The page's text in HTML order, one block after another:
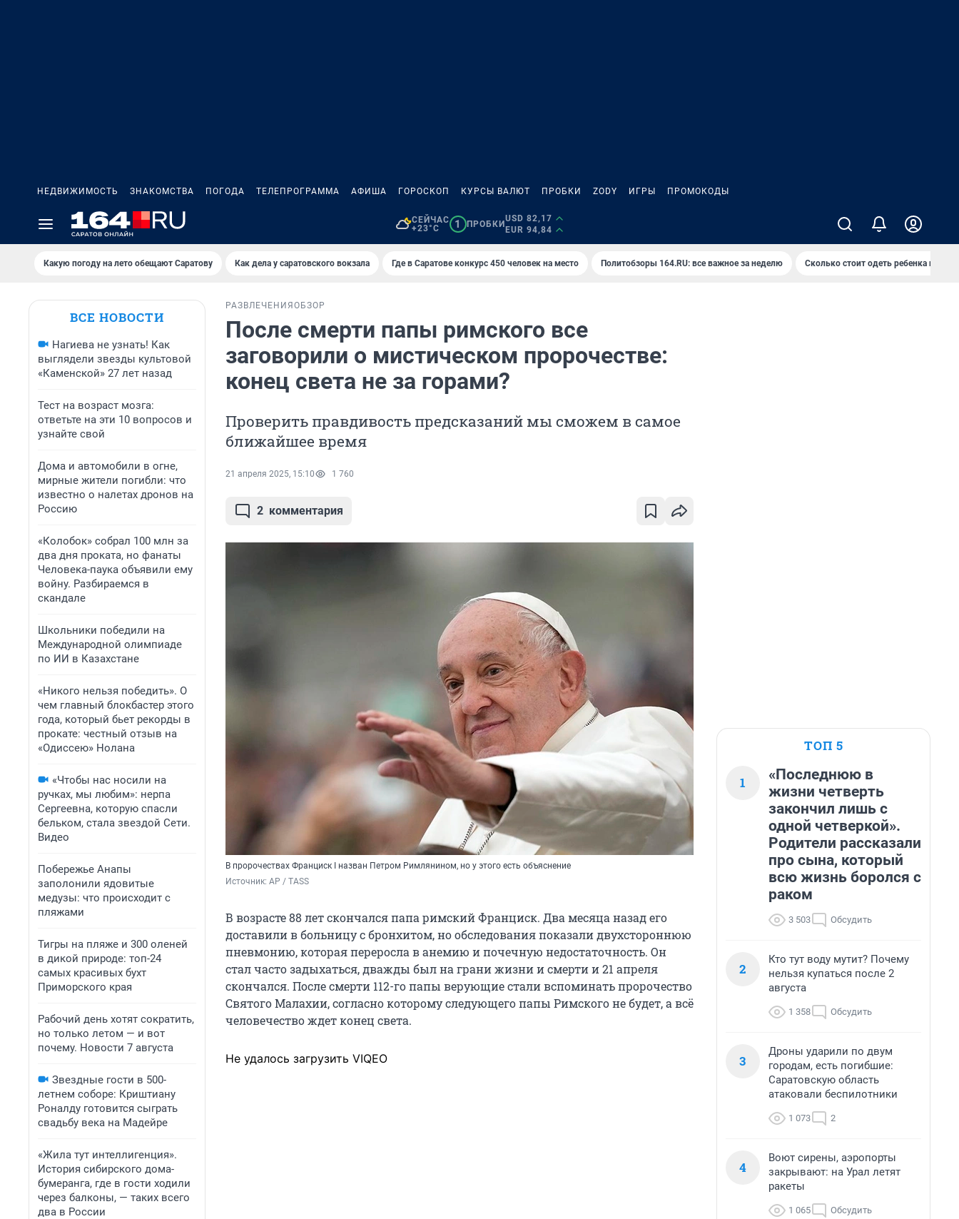
НЕДВИЖИМОСТЬ ЗНАКОМСТВА ПОГОДА ТЕЛЕПРОГРАММА АФИША ГОРОСКОП КУРСЫ ВАЛЮТ ПРОБКИ ZODY ИГРЫ ПРОМОКОДЫ
СЕЙЧАС
+23°C
1 ПРОБКИ
USD 82,17
EUR 94,84
Какую погоду на лето обещают Саратову Как дела у саратовского вокзала Где в Саратове конкурс 450 человек на место Политобзоры 164.RU: все важное за неделю Сколько стоит одеть ребенка на
ВСЕ НОВОСТИ
Нагиева не узнать! Как
выглядели звезды культовой
«Каменской» 27 лет назад
Тест на возраст мозга:
ответьте на эти 10 вопросов и
узнайте свой
Дома и автомобили в огне,
мирные жители погибли: что
известно о налетах дронов на
Россию
«Колобок» собрал 100 млн за
два дня проката, но фанаты
Человека-паука объявили ему
войну. Разбираемся в
скандале
Школьники победили на
Международной олимпиаде
по ИИ в Казахстане
«Никого нельзя победить». О
чем главный блокбастер этого
года, который бьет рекорды в
прокате: честный отзыв на
«Одиссею» Нолана
«Чтобы нас носили на
ручках, мы любим»: нерпа
Сергеевна, которую спасли
бельком, стала звездой Сети.
Видео
Побережье Анапы
заполонили ядовитые
медузы: что происходит с
пляжами
Тигры на пляже и 300 оленей
в дикой природе: топ-24
самых красивых бухт
Приморского края
Рабочий день хотят сократить,
но только летом — и вот
почему. Новости 7 августа
Звездные гости в 500-
летнем соборе: Криштиану
Роналду готовится сыграть
свадьбу века на Мадейре
«Жила тут интеллигенция».
История сибирского дома-
бумеранга, где в гости ходили
через балконы, — таких всего
два в России
РАЗВЛЕЧЕНИЯ ОБЗОР
После смерти папы римского все
заговорили о мистическом пророчестве:
конец света не за горами?
Проверить правдивость предсказаний мы сможем в самое
ближайшее время
21 апреля 2025, 15:10 1 760
2 комментария
В пророчествах Франциск I назван Петром Римлянином, но у этого есть объяснение
Источник: AP / TASS
В возрасте 88 лет скончался папа римский Франциск. Два месяца назад его
доставили в больницу с бронхитом, но обследования показали двухстороннюю
пневмонию, которая переросла в анемию и почечную недостаточность. Он
стал часто задыхаться, дважды был на грани жизни и смерти и 21 апреля
скончался. После смерти 112-го папы верующие стали вспоминать пророчество
Святого Малахии, согласно которому следующего папы Римского не будет, а всё
человечество ждет конец света.
Не удалось загрузить VIQEO
ТОП 5
1
«Последнюю в
жизни четверть
закончил лишь с
одной четверкой».
Родители рассказали
про сына, который
всю жизнь боролся с
раком
3 503 Обсудить
2
Кто тут воду мутит? Почему
нельзя купаться после 2
августа
1 358 Обсудить
3
Дроны ударили по двум
городам, есть погибшие:
Саратовскую область
атаковали беспилотники
1 073 2
4
Воют сирены, аэропорты
закрывают: на Урал летят
ракеты
1 065 Обсудить